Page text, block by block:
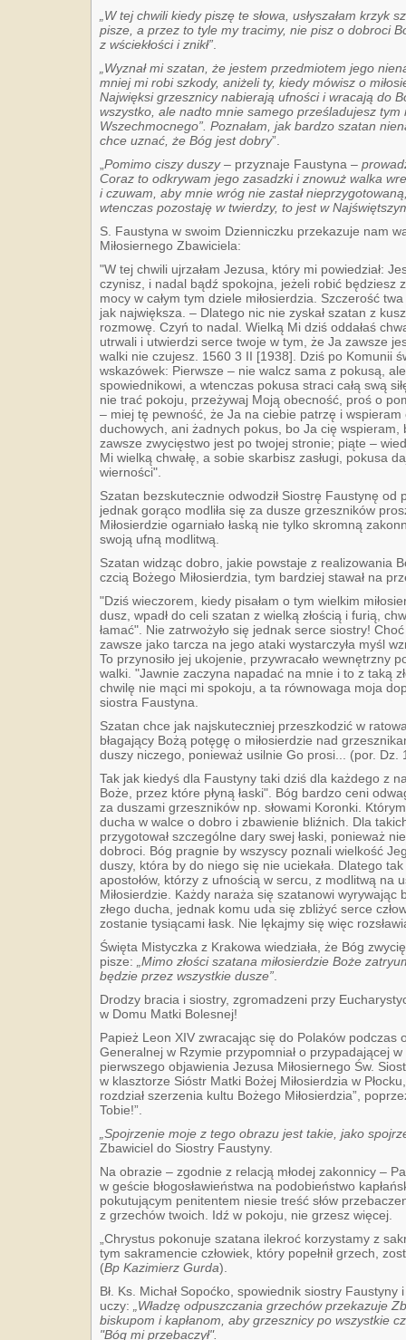
„W tej chwili kiedy piszę te słowa, usłyszałam krzyk
pisze, a przez to tyle my tracimy, nie pisz o dobroci
z wściekłości i znikł”
„Wyznał mi szatan, że jestem przedmiotem jego
mniej mi robi szkody, aniżeli ty, kiedy mówisz o
Najwięksi grzesznicy nabierają ufności i wracają do
wszystko, ale nadto mnie samego prześladujesz tym
Wszechmocnego”. Poznałam, jak bardzo szatan
chce uznać, że Bóg jest dobry”.
Pomimo ciszy duszy – przyznaje Faustyna –
Coraz to odkrywam jego zasadzki i znowuż walka
i czuwam, aby mnie wróg nie zastał
wtenczas pozostaję w twierdzy, to jest w
S. Faustyna w swoim Dzienniczku przekazuje nam
Miłosiernego Zbawiciela:
"W tej chwili ujrzałam Jezusa, który mi powiedział:
czynisz, i nadal bądź spokojna, jeżeli robić będziesz
mocy w całym tym dziele miłosierdzia. Szczerość
jak największa. – Dlatego nic nie zyskał szatan z
rozmowę. Czyń to nadal. Wielką Mi dziś oddałaś
utrwali i utwierdzi serce twoje w tym, że Ja zawsze
walki nie czujesz. 1560 3 II [1938]. Dziś po Komunii
wskazówek: Pierwsze – nie walcz sama z pokusą,
spowiednikowi, a wtenczas pokusa straci całą swą
nie trać pokoju, przeżywaj Moją obecność, proś o
– miej tę pewność, że Ja na ciebie patrzę i
duchowych, ani żadnych pokus, bo Ja cię wspieram,
zawsze zwycięstwo jest po twojej stronie; piąte –
Mi wielką chwałę, a sobie skarbisz zasługi, pokusa
wierności".
Szatan bezskutecznie odwodził Siostrę Faustynę od
jednak gorąco modliła się za dusze grzeszników
Miłosierdzie ogarniało łaską nie tylko skromną
swoją ufną modlitwą.
Szatan widząc dobro, jakie powstaje z realizowania
czcią Bożego Miłosierdzia, tym bardziej stawał na
"Dziś wieczorem, kiedy pisałam o tym wielkim
dusz, wpadł do celi szatan z wielką złością i furią,
łamać". Nie zatrwożyło się jednak serce siostry!
zawsze jako tarcza na jego ataki wystarczyła myśl
To przynosiło jej ukojenie, przywracało wewnętrzny
walki. "Jawnie zaczyna napadać na mnie i to z taką
chwilę nie mąci mi spokoju, a ta równowaga moja
siostra Faustyna.
Szatan chce jak najskuteczniej przeszkodzić w
błagający Bożą potęgę o miłosierdzie nad
duszy niczego, ponieważ usilnie Go prosi... (por. Dz.
Tak jak kiedyś dla Faustyny taki dziś dla każdego z
Boże, przez które płyną łaski". Bóg bardzo ceni
za duszami grzeszników np. słowami Koronki.
ducha w walce o dobro i zbawienie bliźnich. Dla
przygotował szczególne dary swej łaski, ponieważ
dobroci. Bóg pragnie by wszyscy poznali wielkość
duszy, która by do niego się nie uciekała. Dlatego
apostołów, którzy z ufnością w sercu, z modlitwą na
Miłosierdzie. Każdy naraża się szatanowi
złego ducha, jednak komu uda się zbliżyć serce
zostanie tysiącami łask. Nie lękajmy się więc
Święta Mistyczka z Krakowa wiedziała, że Bóg
pisze:
„Mimo złości szatana miłosierdzie Boże
będzie przez wszystkie dusze”
Drodzy bracia i siostry, zgromadzeni przy
w Domu Matki Bolesnej!
Papież Leon XIV zwracając się do Polaków podczas
Generalnej w Rzymie przypomniał o przypadającej
pierwszego objawienia Jezusa Miłosiernego Św.
w klasztorze Sióstr Matki Bożej Miłosierdzia w
rozdział szerzenia kultu Bożego Miłosierdzia”,
Tobie!”.
„Spojrzenie moje z tego obrazu jest takie, jako
Zbawiciel do Siostry Faustyny.
Na obrazie – zgodnie z relacją młodej zakonnicy –
w geście błogosławieństwa na podobieństwo
pokutującym penitentem niesie treść słów
z grzechów twoich. Idź w pokoju, nie grzesz więcej.
„Chrystus pokonuje szatana ilekroć korzystamy z
tym sakramencie człowiek, który popełnił grzech,
(Bp Kazimierz Gurda).
Bł. Ks. Michał Sopoćko, spowiednik siostry Faustyny
uczy:
„Władzę odpuszczania grzechów przekazuje
biskupom i kapłanom, aby grzesznicy po wszystkie
"Bóg mi przebaczył".